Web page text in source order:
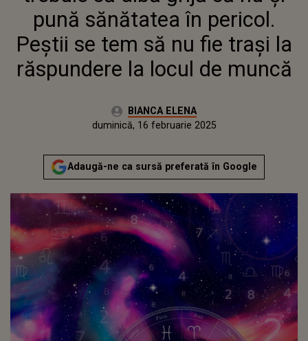
LOCUL DE MUNCĂ
pună sănătatea în pericol.
Peștii se tem să nu fie trași la
răspundere la locul de muncă
Autor:BIANCA ELENA
Publicat:
duminică, 16 februarie 2025
Adaugă-ne ca sursă preferată în Google